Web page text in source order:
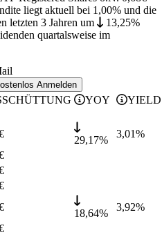
liegt aktuell bei 1,00% und die
letzten 3 Jahren um
13,25%
quartalsweise im
Anmelden
YOY YIELD
29,17%
3,01%
18,64%
3,92%